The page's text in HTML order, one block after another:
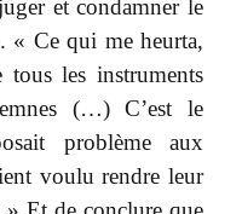
et condamner le
« Ce qui me heurta,
les instruments
(…) C’est le
problème aux
voulu rendre leur